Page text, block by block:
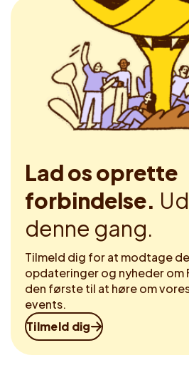
Lad os oprette
forbindelse.
denne gang.
Tilmeld dig for at modtage
opdateringer og nyheder
den første til at høre om
events.
Tilmeld dig